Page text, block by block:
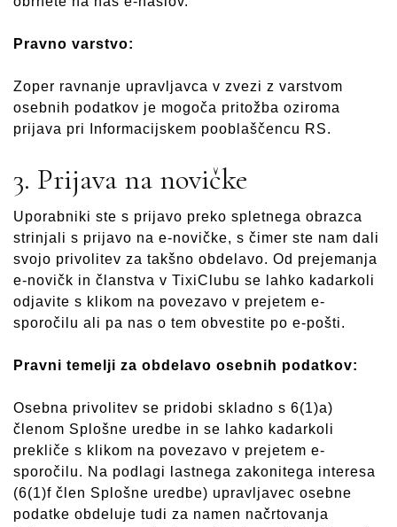
Pravno varstvo:
Zoper ravnanje upravljavca v zvezi z varstvom
osebnih podatkov je mogoča pritožba oziroma
prijava pri Informacijskem pooblaščencu RS.
3. Prijava na novičke
Uporabniki ste s prijavo preko spletnega obrazca
strinjali s prijavo na e-novičke, s čimer ste nam dali
svojo privolitev za takšno obdelavo. Od prejemanja
e-novičk in članstva v TixiClubu se lahko kadarkoli
odjavite s klikom na povezavo v prejetem e-
sporočilu ali pa nas o tem obvestite po e-pošti.
Pravni temelji za obdelavo osebnih podatkov:
Osebna privolitev se pridobi skladno s 6(1)a)
členom Splošne uredbe in se lahko kadarkoli
prekliče s klikom na povezavo v prejetem e-
sporočilu. Na podlagi lastnega zakonitega interesa
(6(1)f člen Splošne uredbe) upravljavec osebne
podatke obdeluje tudi za namen načrtovanja